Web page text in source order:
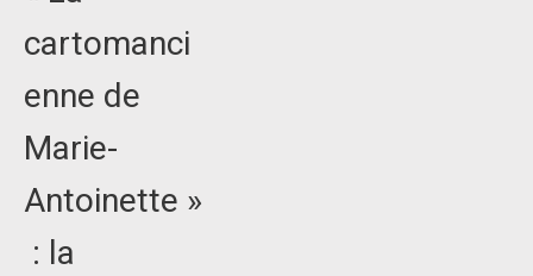
cartomanci
enne de
Marie-
Antoinette »
: la